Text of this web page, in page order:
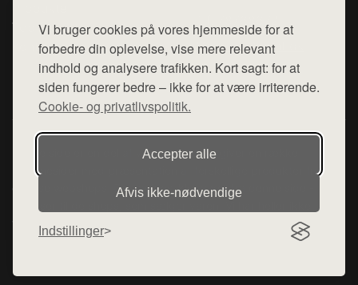
Vi bruger cookies på vores hjemmeside for at
forbedre din oplevelse, vise mere relevant
indhold og analysere trafikken. Kort sagt: for at
siden fungerer bedre – ikke for at være irriterende.
Cookie- og privatlivspolitik.
Accepter alle
Afvis ikke‑nødvendige
Indstillinger
Top Rabatter
Kontakt
Mail: hej@want.dk
Cookie- og privatlivspolitik
Denne side er en del af want.dk, der udgiver en række
hjemmesider med præsentation af forskellige produkter fra
diverse webshops. Der sælges ikke varer fra denne side - vi
henviser til de shops, som sælger varen. Vi har heller ikke
varerne på lager.